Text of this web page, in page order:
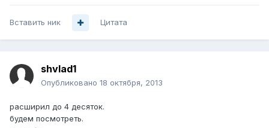
Вставить ник Цитата
shvlad1
Опубликовано 18 октября, 2013
расширил до 4 десяток.
будем посмотреть.